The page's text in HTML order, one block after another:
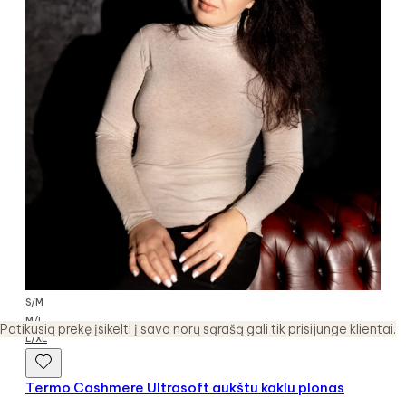
Patikusią prekę įsikelti į savo norų sąrašą gali tik prisijunge klientai.
S/M
M/L
L/XL
Termo Cashmere Ultrasoft aukštu kaklu plonas